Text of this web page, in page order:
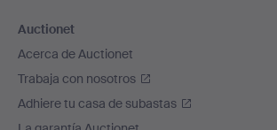
Auctionet
Acerca de Auctionet
Trabaja con nosotros
Adhiere tu casa de subastas